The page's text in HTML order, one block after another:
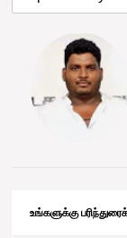
உங்களுக்கு